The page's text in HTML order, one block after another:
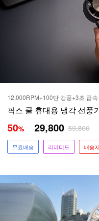
12,000RPM+100단 강풍+3초 급
픽스 쿨 휴대용 냉각 선풍
50% 29,800 59,800
무료배송 리미티드 배송